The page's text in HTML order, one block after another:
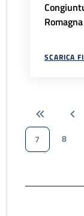
SCARICA
7
8